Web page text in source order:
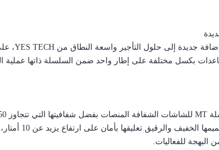
جديدة إلى حلول التأجير واسعة النطاق منYES TECH،
بكسل مختلفة على إطار واحد ضمن السلسلة ذاتها عملية
MT
كما يضمن